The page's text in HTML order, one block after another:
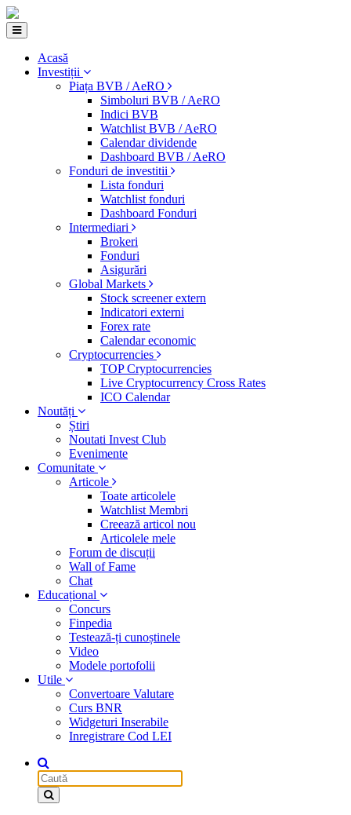
Acasă
Investiții
Piața BVB / AeRO
Simboluri BVB / AeRO
Indici BVB
Watchlist BVB / AeRO
Calendar dividende
Dashboard BVB / AeRO
Fonduri de investitii
Lista fonduri
Watchlist fonduri
Dashboard Fonduri
Intermediari
Brokeri
Fonduri
Asigurări
Global Markets
Stock screener extern
Indicatori externi
Forex rate
Calendar economic
Cryptocurrencies
TOP Cryptocurrencies
Live Cryptocurrency Cross Rates
ICO Calendar
Noutăți
Știri
Noutati Invest Club
Evenimente
Comunitate
Articole
Toate articolele
Watchlist Membri
Creează articol nou
Articolele mele
Forum de discuții
Wall of Fame
Chat
Educațional
Concurs
Finpedia
Testează-ți cunoștinele
Video
Modele portofolii
Utile
Convertoare Valutare
Curs BNR
Widgeturi Inserabile
Inregistrare Cod LEI